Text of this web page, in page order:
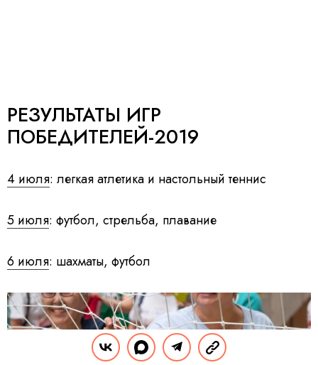
РЕЗУЛЬТАТЫ ИГР
ПОБЕДИТЕЛЕЙ-2019
4 июля: легкая атлетика и настольный теннис
5 июля: футбол, стрельба, плавание
6 июля: шахматы, футбол